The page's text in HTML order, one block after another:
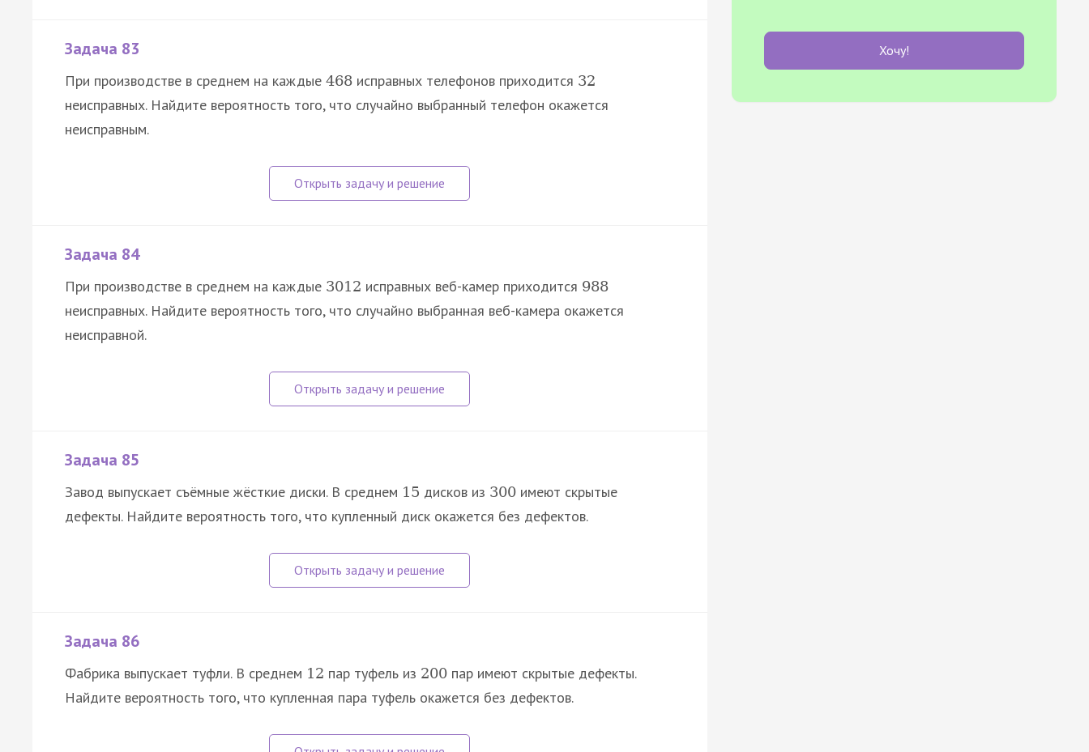
Задача 83
При производстве в среднем на каждые 468 исправных телефонов приходится 32
неисправных. Найдите вероятность того, что случайно выбранный телефон окажется
неисправным.
Задача 84
При производстве в среднем на каждые 3012 исправных веб-камер приходится 988
неисправных. Найдите вероятность того, что случайно выбранная веб-камера окажется
неисправной.
Задача 85
Завод выпускает съёмные жёсткие диски. В среднем 15 дисков из 300 имеют скрытые
дефекты. Найдите вероятность того, что купленный диск окажется без дефектов.
Задача 86
Фабрика выпускает туфли. В среднем 12 пар туфель из 200 пар имеют скрытые дефекты.
Найдите вероятность того, что купленная пара туфель окажется без дефектов.
Хочу!